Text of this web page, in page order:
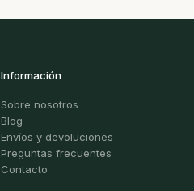
Información
Sobre nosotros
Blog
Envíos y devoluciones
Preguntas frecuentes
Contacto